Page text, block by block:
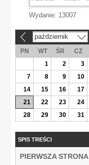
Wydanie: 13007
październik
PN WT ŚR CZ
1
2 3
7
8 9 10
14
15 16 17
21
22 23 24
28
29 30 31
SPIS TREŚCI
PIERWSZA STRONA